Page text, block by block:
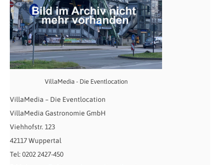
VillaMedia - Die Eventlocation
VillaMedia – Die Eventlocation
VillaMedia Gastronomie GmbH
Viehhofstr. 123
42117 Wuppertal
Tel: 0202 2427-450